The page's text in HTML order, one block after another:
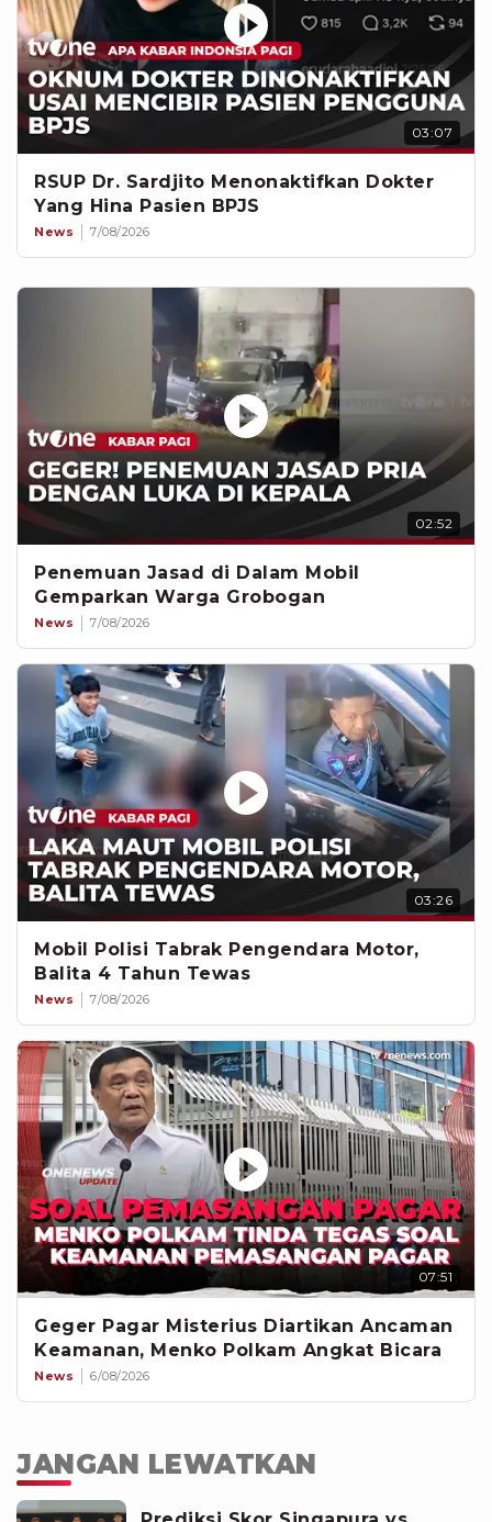
03:07
RSUP Dr. Sardjito Menonaktifkan Dokter
Yang Hina Pasien BPJS
News 7/08/2026
02:52
Penemuan Jasad di Dalam Mobil
Gemparkan Warga Grobogan
News 7/08/2026
03:26
Mobil Polisi Tabrak Pengendara Motor,
Balita 4 Tahun Tewas
News 7/08/2026
07:51
Geger Pagar Misterius Diartikan Ancaman
Keamanan, Menko Polkam Angkat Bicara
News 6/08/2026
JANGAN LEWATKAN